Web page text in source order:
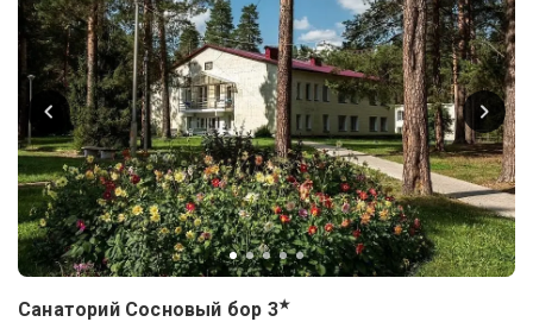
Санаторий Сосновый бор 3★